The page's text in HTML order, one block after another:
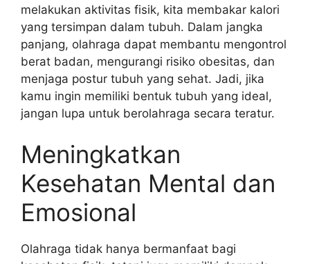
melakukan aktivitas fisik, kita membakar kalori
yang tersimpan dalam tubuh. Dalam jangka
panjang, olahraga dapat membantu mengontrol
berat badan, mengurangi risiko obesitas, dan
menjaga postur tubuh yang sehat. Jadi, jika
kamu ingin memiliki bentuk tubuh yang ideal,
jangan lupa untuk berolahraga secara teratur.
Meningkatkan
Kesehatan Mental dan
Emosional
Olahraga tidak hanya bermanfaat bagi